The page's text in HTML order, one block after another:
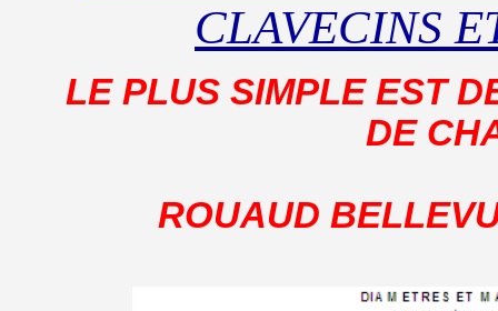
CLAVECINS
LE PLUS SIMPLE EST
DE
ROUAUD